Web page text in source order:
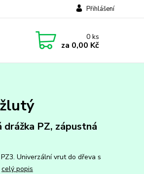
Přihlášení
0ks
za 0,00 Kč
PZ, zápustná
Univerzální vrut do dřeva s
celý popis